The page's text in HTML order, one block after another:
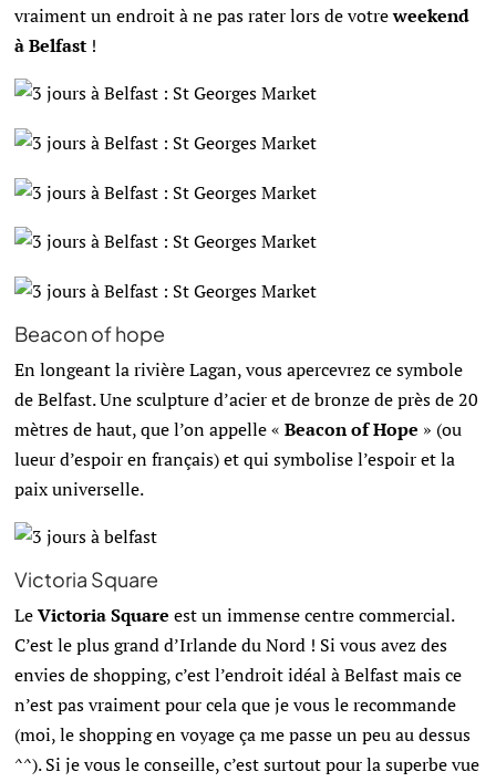
vraiment un endroit à ne pas rater lors de votreweekend
à Belfast !
Beacon of hope
En longeant la rivière Lagan, vous apercevrez ce symbole
de Belfast. Une sculpture d’acier et de bronze de près de 20
mètres de haut, que l’on appelle «Beacon of Hope » (ou
lueur d’espoir en français) et qui symbolise l’espoir et la
paix universelle.
Victoria Square
LeVictoria Square est un immense centre commercial.
C’est le plus grand d’Irlande du Nord ! Si vous avez des
envies de shopping, c’est l’endroit idéal à Belfast mais ce
n’est pas vraiment pour cela que je vous le recommande
(moi, le shopping en voyage ça me passe un peu au dessus
^^). Si je vous le conseille, c’est surtout pour la superbe vue